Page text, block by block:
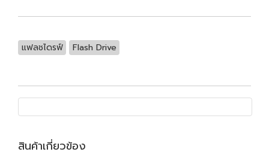
แฟลชไดรฟ์ Flash Drive
สินค้าเกี่ยวข้อง